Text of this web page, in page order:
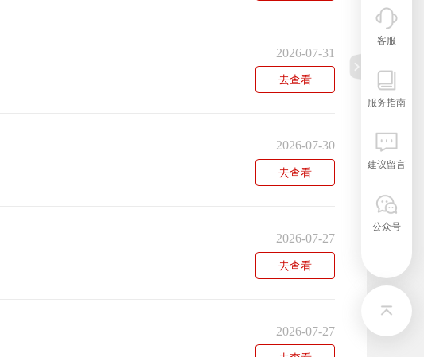
2026-07-31
去查看
2026-07-30
去查看
2026-07-27
去查看
2026-07-27
客服
服务指南
建议留言
公众号